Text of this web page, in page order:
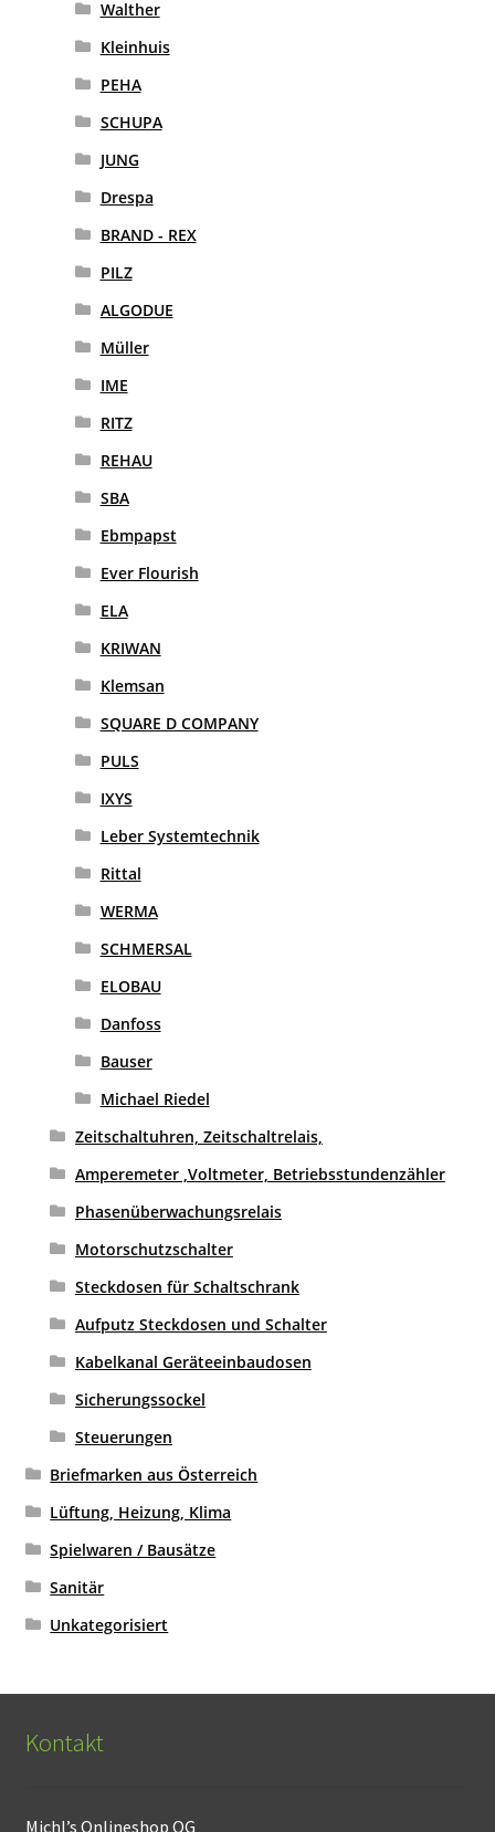
Walther
Kleinhuis
PEHA
SCHUPA
JUNG
Drespa
BRAND - REX
PILZ
ALGODUE
Müller
IME
RITZ
REHAU
SBA
Ebmpapst
Ever Flourish
ELA
KRIWAN
Klemsan
SQUARE D COMPANY
PULS
IXYS
Leber Systemtechnik
Rittal
WERMA
SCHMERSAL
ELOBAU
Danfoss
Bauser
Michael Riedel
Zeitschaltuhren, Zeitschaltrelais,
Amperemeter ,Voltmeter, Betriebsstundenzähler
Phasenüberwachungsrelais
Motorschutzschalter
Steckdosen für Schaltschrank
Aufputz Steckdosen und Schalter
Kabelkanal Geräteeinbaudosen
Sicherungssockel
Steuerungen
Briefmarken aus Österreich
Lüftung, Heizung, Klima
Spielwaren / Bausätze
Sanitär
Unkategorisiert
Kontakt
Michl’s Onlineshop OG